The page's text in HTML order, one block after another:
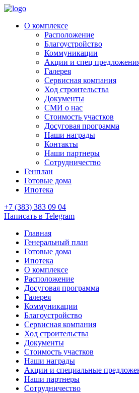
О комплексе
Расположение
Благоустройство
Коммуникации
Акции и спец
Галерея
Сервисная компания
Ход строительства
Документы
СМИ о нас
Стоимость участков
Досуговая программа
Наши награды
Контакты
Наши партнеры
Сотрудничество
Генплан
Готовые дома
Ипотека
+7 (383) 383 09 04
Написать в Telegram
Главная
Генеральный план
Готовые дома
Ипотека
О комплексе
Расположение
Досуговая программа
Галерея
Коммуникации
Благоустройство
Сервисная компания
Ход строительства
Документы
Стоимость участков
Наши награды
Акции и специальные
Наши партнеры
Сотрудничество